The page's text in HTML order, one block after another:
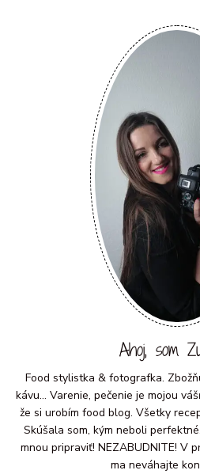
Ahoj, som
Food stylistka & fotografka.
kávu... Varenie, pečenie je mojou
že si urobím food blog. Všetky
Skúšala som, kým neboli
mnou pripraviť! NEZABUDNITE! V
ma neváhajte